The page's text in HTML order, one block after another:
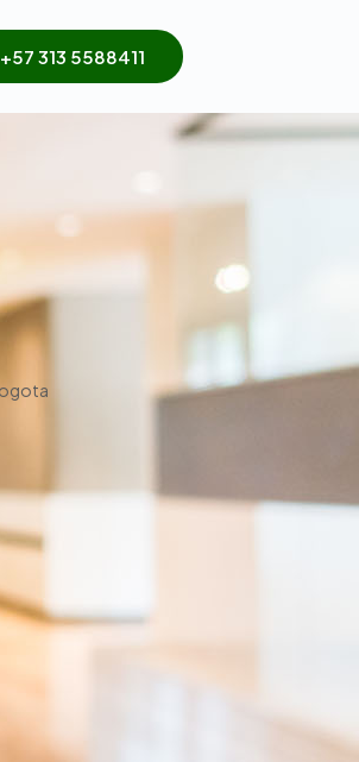
+57 313 5588411